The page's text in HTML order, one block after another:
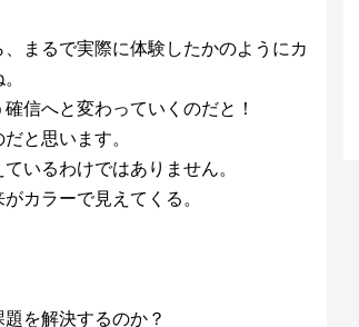
まるで実際に体験したかのようにカ
信へと変わっていくのだと！
と思います。
いるわけではありません。
カラーで見えてくる。
を解決するのか？